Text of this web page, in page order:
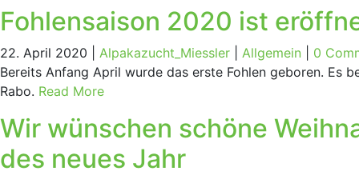
Foh­len­sai­son 2020 ist
22. April 2020 | Alpakazucht_Miessler Allgemein
0
Bereits Anfang April wurde das erste Fohlen geboren. Es
Rabo. Read More
Wir wün­schen schö­ne
des neu­es Jahr